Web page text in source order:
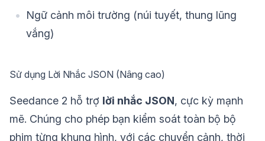
Ngữ cảnh môi trường (núi tuyết, thung lũng
vắng)
Sử dụng Lời Nhắc JSON (Nâng cao)
Seedance 2 hỗ trợ lời nhắc JSON, cực kỳ mạnh
mẽ. Chúng cho phép bạn kiểm soát toàn bộ bộ
phim từng khung hình, với các chuyển cảnh, thời